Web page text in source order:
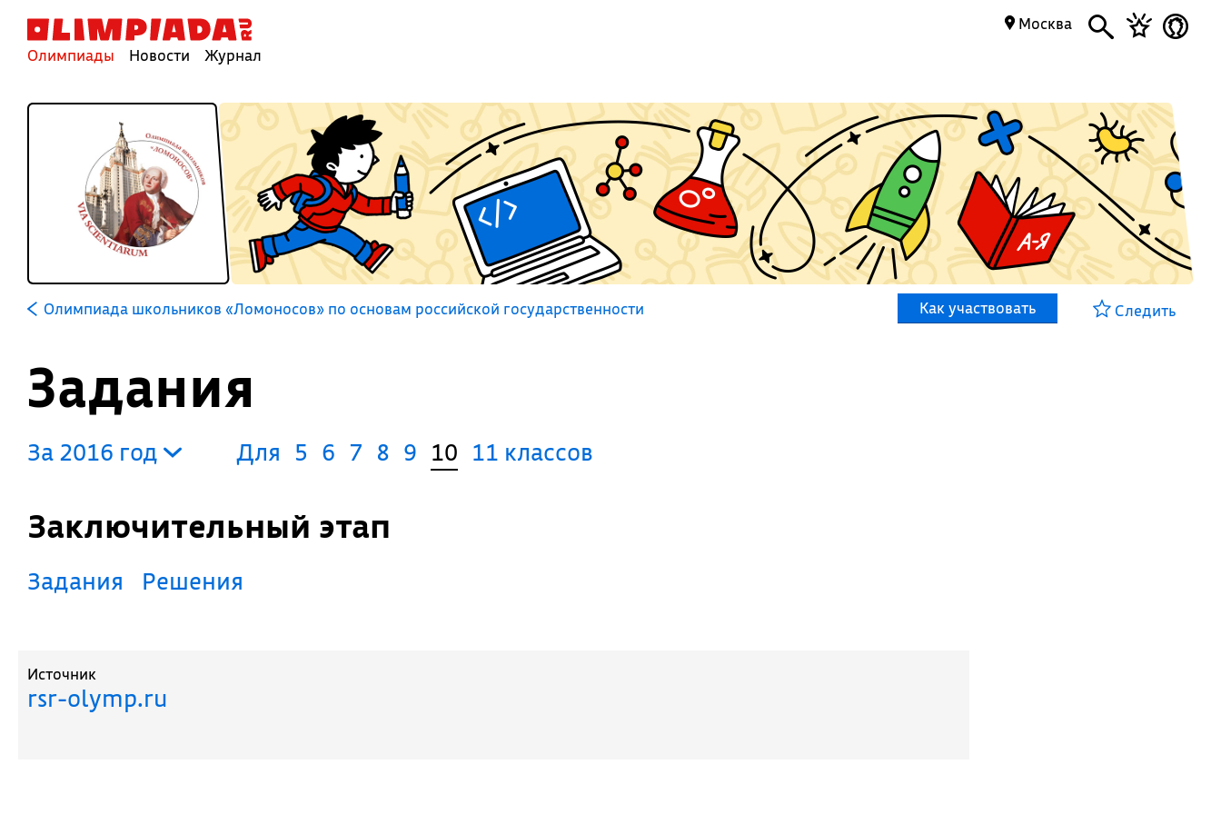
Олимпиады Новости Журнал
Москва
Олимпиада школьников «Ломоносов» по основам российской государственности Как участвовать Следить
Задания
За 2016 год Для 5 6 7 8 9 10 11 классов
Заключительный этап
Задания Решения
Источник
rsr-olymp.ru